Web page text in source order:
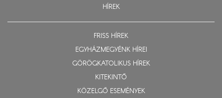
HÍREK
FRISS HÍREK
EGYHÁZMEGYÉNK HÍREI
GÖRÖGKATOLIKUS HÍREK
KITEKINTŐ
KÖZELGŐ ESEMÉNYEK